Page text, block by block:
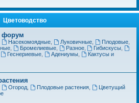
Цветоводство
форум
Насекомоядные, Луковичные, Плодовые,
, Бромелиевые, Разное, Гибискусы
Геснериевые, Адениумы,
Кактусы и
Огород, Плодовые растения,
Цветущий